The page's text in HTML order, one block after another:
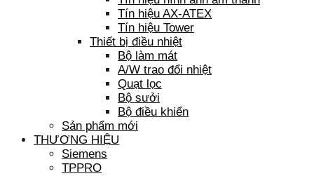
Tín hiệu AX-ATEX
Tín hiệu Tower
Thiết bị điều nhiệt
Bộ làm mát
A/W trao đổi nhiệt
Quạt lọc
Bộ sưởi
Bộ điều khiển
Sản phẩm mới
THƯƠNG HIỆU
Siemens
TPPRO